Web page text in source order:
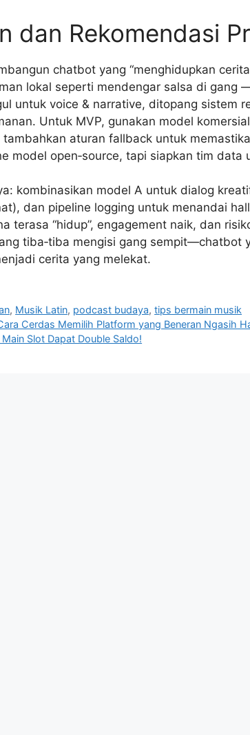
dan Rekomendasi
chatbot yang “menghidupkan
lokal seperti mendengar salsa di gang
untuk voice & narrative, ditopang sistem
Untuk MVP, gunakan model
aturan fallback untuk
model open‑source, tapi siapkan tim data
kombinasikan model A untuk dialog
dan pipeline logging untuk menandai
terasa “hidup”, engagement naik, dan
tiba‑tiba mengisi gang sempit—chatbot
cerita yang melekat.
, Musik Latin, podcast budaya,tips bermain musik
Cerdas Memilih Platform yang Beneran Ngasih
Slot Dapat Double Saldo!